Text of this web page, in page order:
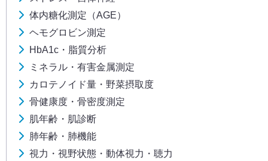
体内糖化測定（AGE）
ヘモグロビン測定
HbA1c・脂質分析
ミネラル・有害金属測定
カロテノイド量・野菜摂取度
骨健康度・骨密度測定
肌年齢・肌診断
肺年齢・肺機能
視力・視野状態・動体視力・聴力